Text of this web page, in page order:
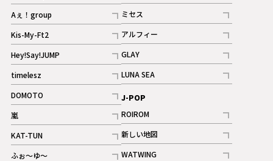
記事
Aぇ！group
記事
Kis-My-Ft2
記事
ギャラリー
Hey!Say!JUMP
記事
timelesz
記事
DOMOTO
記事
嵐
記事
KAT-TUN
記事
ふぉ～ゆ～
記事
ミセス
記事
アルフィー
記事
GLAY
記事
LUNA SEA
記事
J-POP
ROIROM
記事
新しい地図
記事
WATWING